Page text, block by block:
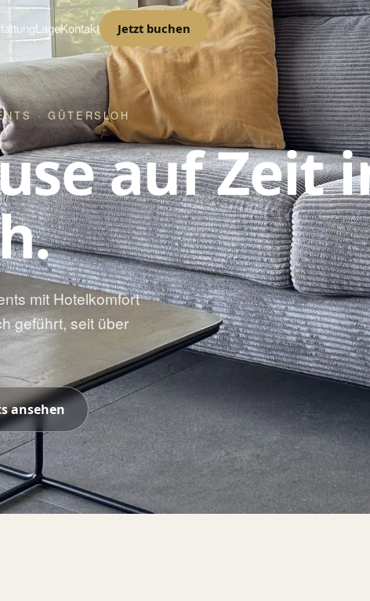
LageKontakt Jetzt buchen
· GÜTERSLOH
auf Zeit
mit Hotelkomfort
geführt, seit über
ansehen